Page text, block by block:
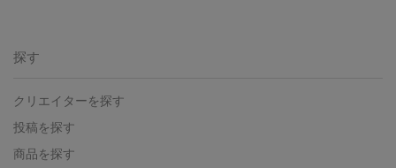
探す
クリエイターを探す
投稿を探す
商品を探す